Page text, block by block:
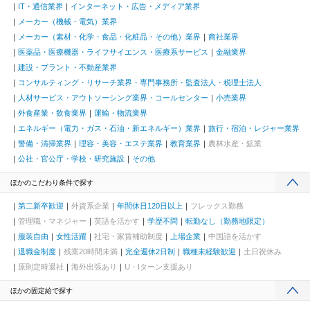
IT・通信業界
インターネット・広告・メディア業界
メーカー（機械・電気）業界
メーカー（素材・化学・食品・化粧品・その他）業界
商社業界
医薬品・医療機器・ライフサイエンス・医療系サービス
金融業界
建設・プラント・不動産業界
コンサルティング・リサーチ業界・専門事務所・監査法人・税理士法人
人材サービス・アウトソーシング業界・コールセンター
小売業界
外食産業・飲食業界
運輸・物流業界
エネルギー（電力・ガス・石油・新エネルギー）業界
旅行・宿泊・レジャー業界
警備・清掃業界
理容・美容・エステ業界 教育業界
農林水産・鉱業
公社・官公庁・学校・研究施設
その他
ほかのこだわり条件で探す
第二新卒歓迎 外資系企業 年間休日120日以上
フレックス勤務
管理職・マネジャー
英語を活かす 学歴不問
転勤なし（勤務地限定）
服装自由
女性活躍 社宅・家賃補助制度 上場企業
中国語を活かす
退職金制度
残業20時間未満 完全週休2日制 職種未経験歓迎
土日祝休み
原則定時退社
海外出張あり U・Iターン支援あり
ほかの固定給で探す